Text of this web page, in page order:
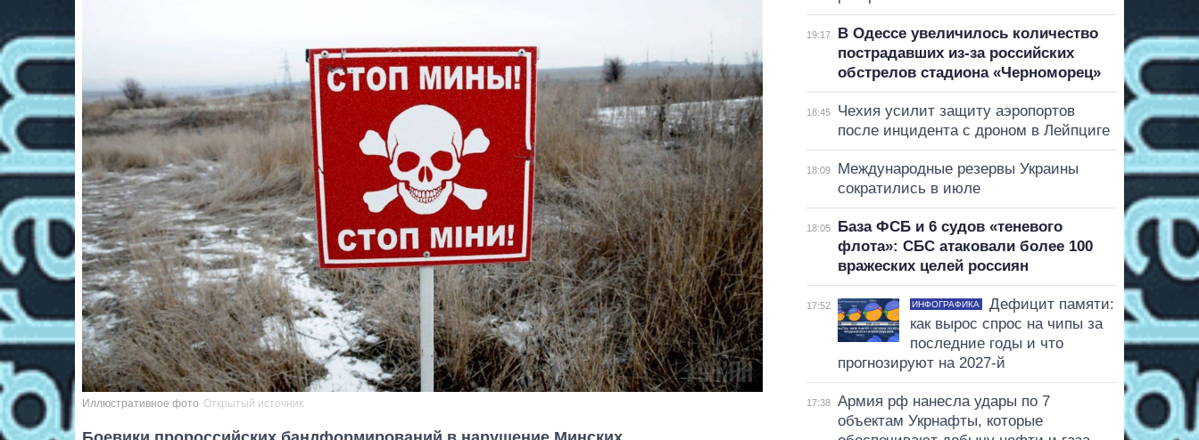
Иллюстративное фото Открытый источник
19:17
В Одессе увеличилось количество
пострадавших из-за российских
обстрелов стадиона «Черноморец»
18:45
Чехия усилит защиту аэропортов
после инцидента с дроном в Лейпциге
18:09
Международные резервы Украины
сократились в июле
18:05
База ФСБ и 6 судов «теневого
флота»: СБС атаковали более 100
вражеских целей россиян
17:52 ИНФОГРАФИКА
Дефицит памяти:
как вырос спрос на чипы за
последние годы и что
прогнозируют на 2027-й
17:38
Армия рф нанесла удары по 7
объектам Укрнафты, которые